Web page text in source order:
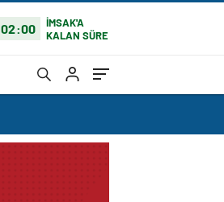
02:00
İMSAK'A
KALAN SÜRE